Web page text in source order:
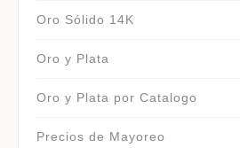
Oro Sólido 14K
Oro y Plata
Oro y Plata por Catalogo
Precios de Mayoreo